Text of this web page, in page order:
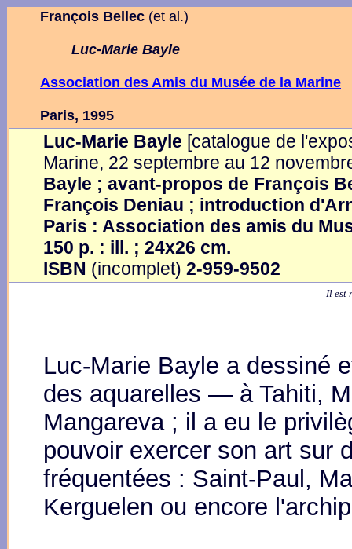
François Bellec (et al.)
Luc-Marie Bayle
Association des Amis du Musée de la Marine
Paris, 1995
Luc-Marie Bayle [catalogue de
Marine, 22 septembre au 12
Bayle ; avant-propos de François
François Deniau ; introduction
Paris : Association des amis du
150 p. : ill. ; 24x26 cm.
ISBN (incomplet) 2-959-9502
Il est
Luc-Marie Bayle a dessiné
des aquarelles — à Tahiti,
Mangareva ; il a eu le
pouvoir exercer son art sur
fréquentées : Saint-Paul,
Kerguelen ou encore